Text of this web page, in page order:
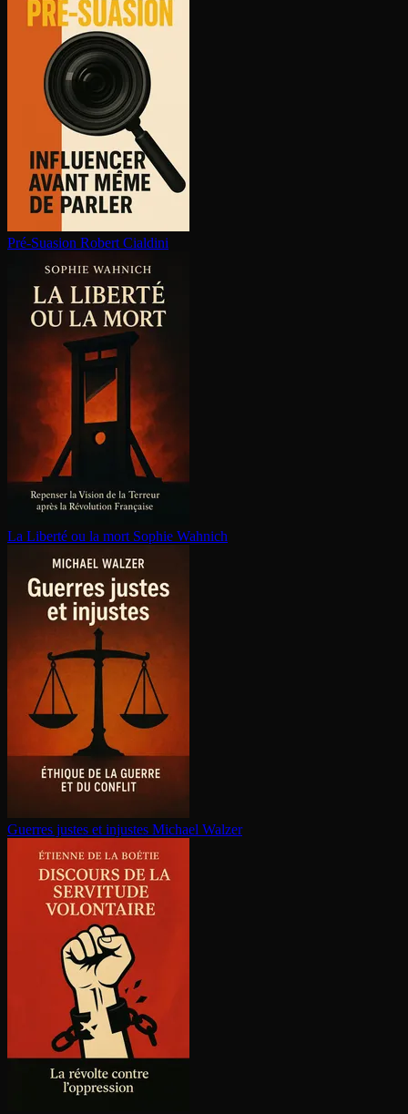
Pré-Suasion Robert Cialdini
La Liberté ou la mort Sophie Wahnich
Guerres justes et injustes Michael Walzer